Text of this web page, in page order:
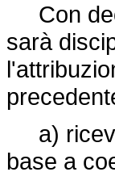
Con
sarà
a)
base a